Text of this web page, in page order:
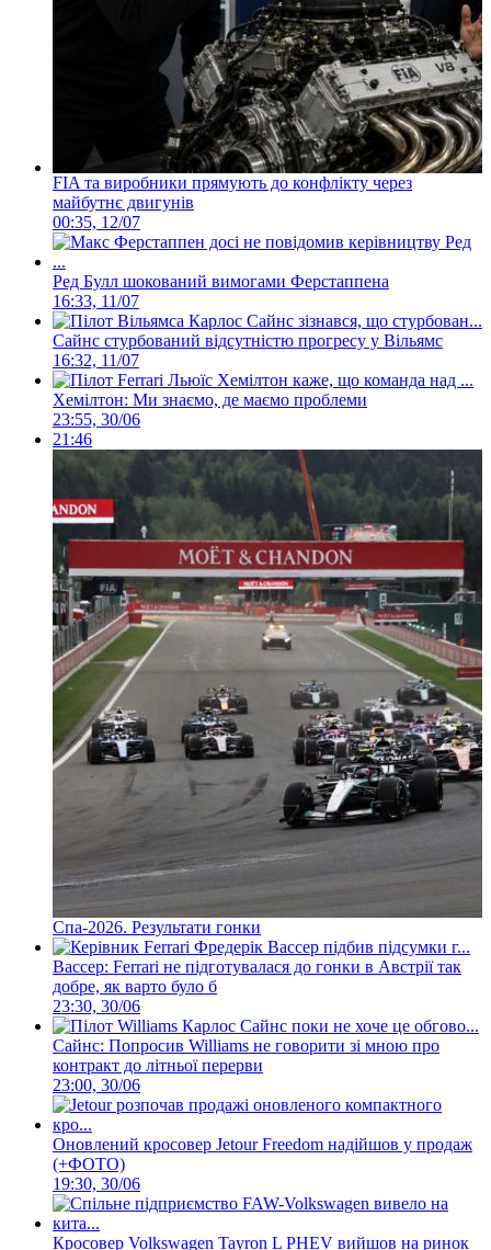
FIA та виробники прямують до конфлікту через
майбутнє двигунів
00:35, 12/07
Ред Булл шокований вимогами Ферстаппена
16:33, 11/07
Сайнс стурбований відсутністю прогресу у Вільямс
16:32, 11/07
Хемілтон: Ми знаємо, де маємо проблеми
23:55, 30/06
21:46
Спа-2026. Результати гонки
Вассер: Ferrari не підготувалася до гонки в Австрії так
добре, як варто було б
23:30, 30/06
Сайнс: Попросив Williams не говорити зі мною про
контракт до літньої перерви
23:00, 30/06
Оновлений кросовер Jetour Freedom надійшов у продаж
(+ФОТО)
19:30, 30/06
Кросовер Volkswagen Tayron L PHEV вийшов на ринок